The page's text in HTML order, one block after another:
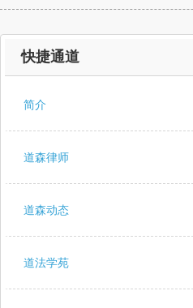
快捷通道
简介
道森律师
道森动态
道法学苑